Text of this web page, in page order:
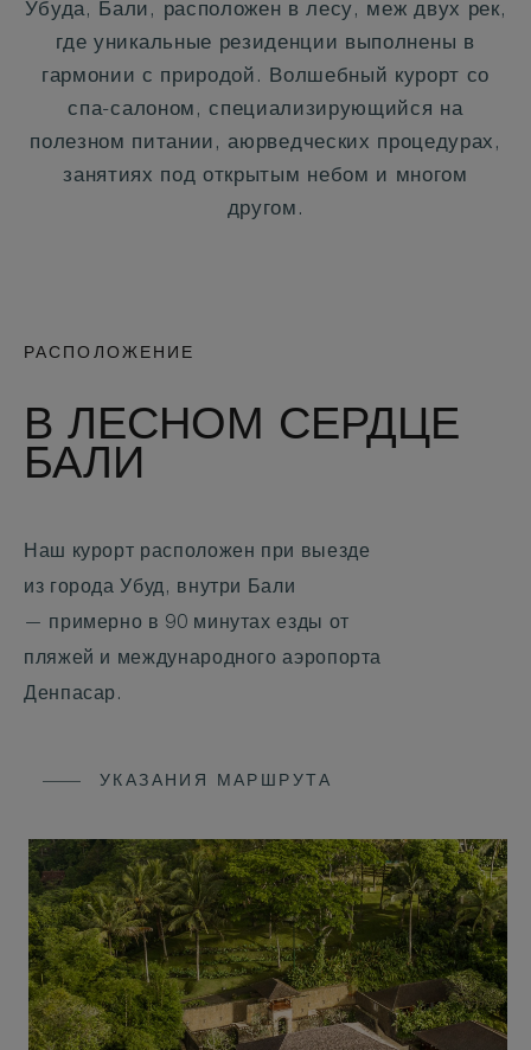
Убуда, Бали, расположен в лесу, меж двух рек,
где уникальные резиденции выполнены в
гармонии с природой. Волшебный курорт со
спа-салоном, специализирующийся на
полезном питании, аюрведческих процедурах,
занятиях под открытым небом и многом
другом.
РАСПОЛОЖЕНИЕ
В ЛЕСНОМ СЕРДЦЕ
БАЛИ
Наш курорт расположен при выезде
из города Убуд, внутри Бали
— примерно в 90 минутах езды от
пляжей и международного аэропорта
Денпасар.
УКАЗАНИЯ МАРШРУТА